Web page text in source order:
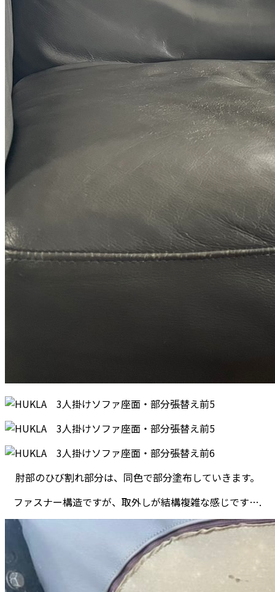
肘部のひび割れ部分は、同色で部分塗布していきます。
ファスナー構造ですが、取外しが結構複雑な感じです….